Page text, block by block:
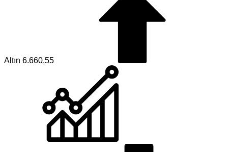
Altın 6.660,55